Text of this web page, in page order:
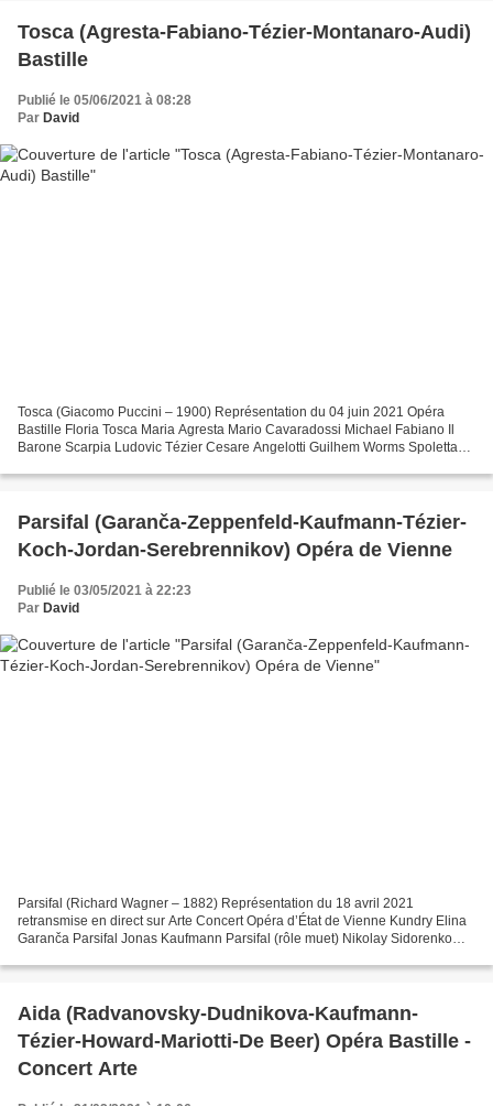
Tosca (Agresta-Fabiano-Tézier-Montanaro-Audi)
Bastille
Publié le 05/06/2021 à 08:28
Par David
Tosca (Giacomo Puccini – 1900) Représentation du 04 juin 2021 Opéra
Bastille Floria Tosca Maria Agresta Mario Cavaradossi Michael Fabiano Il
Barone Scarpia Ludovic Tézier Cesare Angelotti Guilhem Worms Spoletta
Parsifal (Garanča-Zeppenfeld-Kaufmann-Tézier-
Koch-Jordan-Serebrennikov) Opéra de Vienne
Publié le 03/05/2021 à 22:23
Par David
Parsifal (Richard Wagner – 1882) Représentation du 18 avril 2021
retransmise en direct sur Arte Concert Opéra d’État de Vienne Kundry Elina
Garanča Parsifal Jonas Kaufmann Parsifal (rôle muet) Nikolay Sidorenko
Aida (Radvanovsky-Dudnikova-Kaufmann-
Tézier-Howard-Mariotti-De Beer) Opéra Bastille -
Concert Arte